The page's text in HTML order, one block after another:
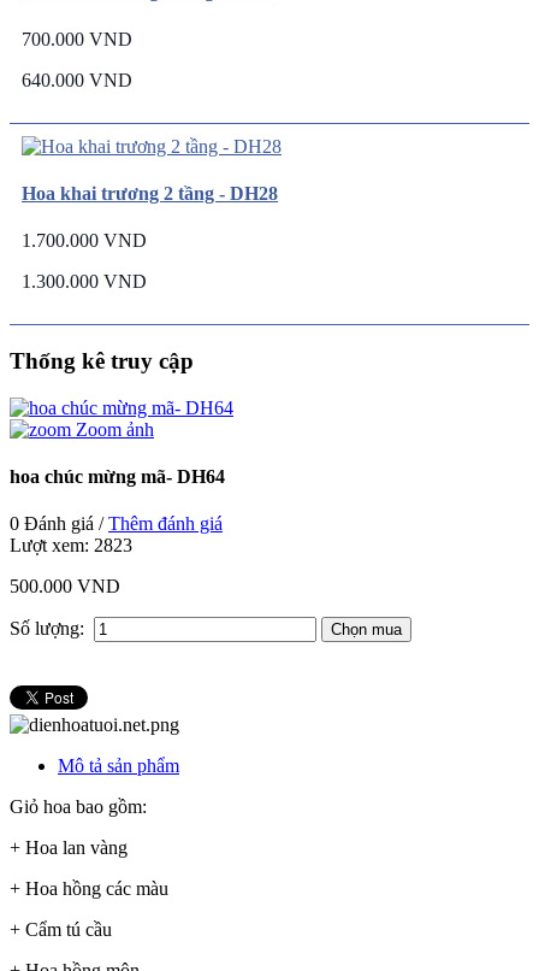
700.000 VND
640.000 VND
Hoa khai trương 2 tầng - DH28
1.700.000 VND
1.300.000 VND
Thống kê truy cập
Zoom ảnh
hoa chúc mừng mã- DH64
0 Đánh giá /Thêm đánh giá
Lượt xem: 2823
500.000 VND
Số lượng:
Mô tả sản phẩm
Giỏ hoa bao gồm:
+ Hoa lan vàng
+ Hoa hồng các màu
+ Cẩm tú cầu